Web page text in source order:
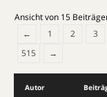
Ansicht von 15
←
1 2 3
515
→
Autor